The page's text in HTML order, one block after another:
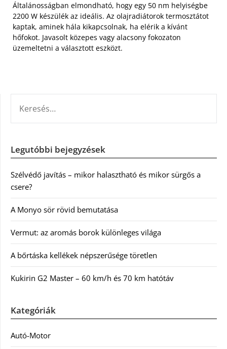
Általánosságban elmondható, hogy egy 50 nm helyiségbe
2200 W készülék az ideális. Az olajradiátorok termosztátot
kaptak, aminek hála kikapcsolnak, ha elérik a kívánt
hőfokot. Javasolt közepes vagy alacsony fokozaton
üzemeltetni a választott eszközt.
Legutóbbi bejegyzések
Szélvédő javítás – mikor halasztható és mikor sürgős a
csere?
A Monyo sör rövid bemutatása
Vermut: az aromás borok különleges világa
A bőrtáska kellékek népszerűsége töretlen
Kukirin G2 Master – 60 km/h és 70 km hatótáv
Kategóriák
Autó-Motor